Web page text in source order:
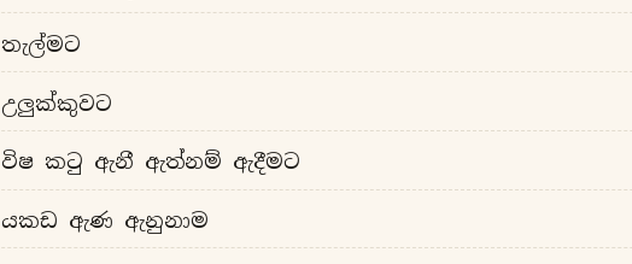
තැල්මට
උලුක්කුවට
විෂ කටු ඇනී ඇත්නම් ඇදීමට
යකඩ ඇණ ඇනුනාම